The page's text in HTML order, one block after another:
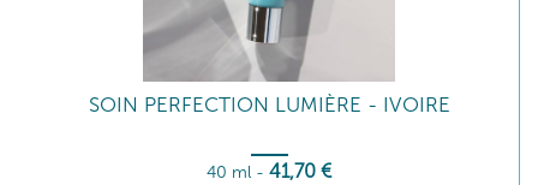
SOIN PERFECTION LUMIÈRE - IVOIRE
40 ml - 41,70 €